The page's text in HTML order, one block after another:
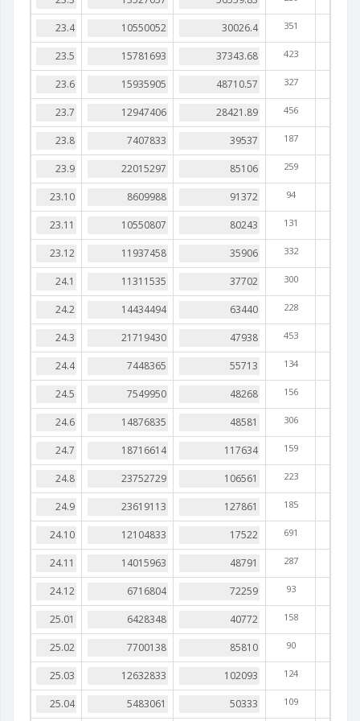
351
423
327
456
187
259
94
131
332
300
228
453
134
156
306
159
223
185
691
287
93
158
90
124
109